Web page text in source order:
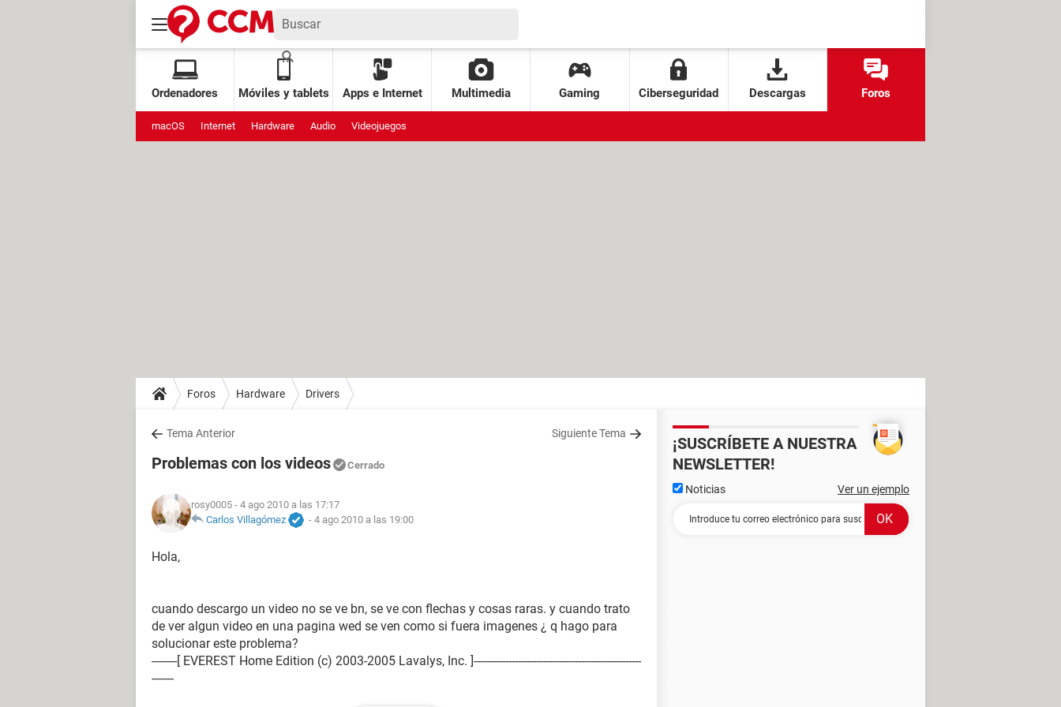
Ordenadores Móviles y tablets Apps e Internet Multimedia Gaming Ciberseguridad Descargas Foros
macOS Internet Hardware Audio Videojuegos
Foros Hardware Drivers
Tema Anterior Siguiente Tema
Problemas con los videos Cerrado
rosy0005 - 4 ago 2010 a las 17:17
Carlos Villagómez
- 4 ago 2010 a las 19:00
Hola,
cuando descargo un video no se ve bn, se ve con flechas y cosas raras. y cuando trato
de ver algun video en una pagina wed se ven como si fuera imagenes ¿ q hago para
solucionar este problema?
--------[ EVEREST Home Edition (c) 2003-2005 Lavalys, Inc. ]-----------------------------------------------------
-------
¡SUSCRÍBETE A NUESTRA
NEWSLETTER!
Noticias Ver un ejemplo